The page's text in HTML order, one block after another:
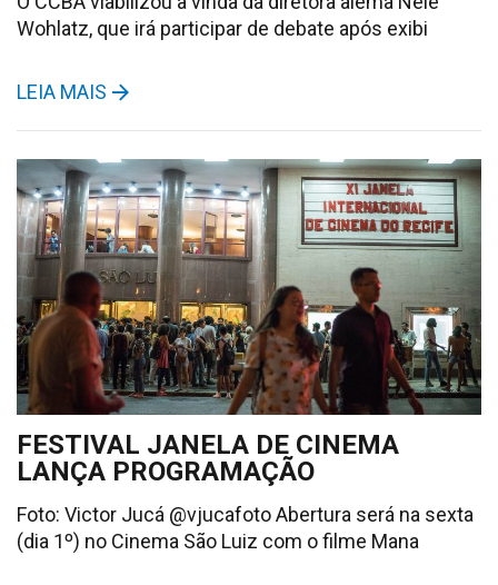
Wohlatz, que irá participar de debate após exibi
LEIA MAIS
FESTIVAL JANELA DE CINEMA
LANÇA PROGRAMAÇÃO
Foto: Victor Jucá @vjucafoto Abertura será na sexta
(dia 1º) no Cinema São Luiz com o filme Mana